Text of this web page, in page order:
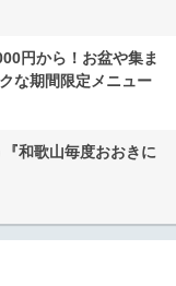
円から！お盆や集ま
な期間限定メニュー
和歌山毎度おおきに